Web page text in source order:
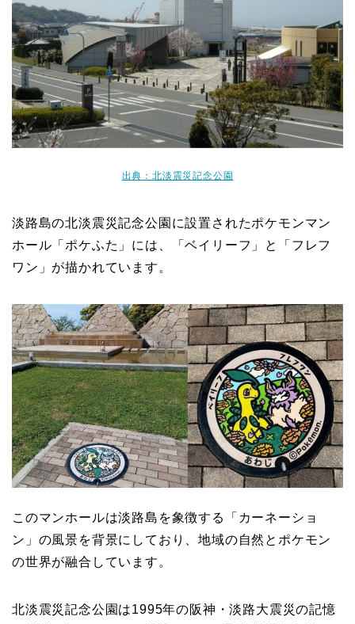
出典：北淡震災記念公園
淡路島の北淡震災記念公園に設置されたポケモンマン
ホール「ポケふた」には、「ベイリーフ」と「フレフ
ワン」が描かれています。
このマンホールは淡路島を象徴する「カーネーショ
ン」の風景を背景にしており、地域の自然とポケモン
の世界が融合しています。
北淡震災記念公園は1995年の阪神・淡路大震災の記憶